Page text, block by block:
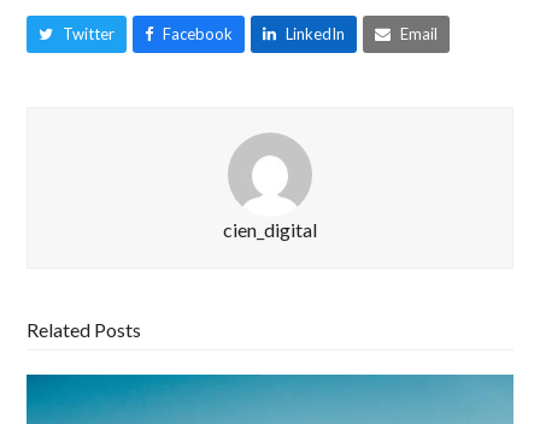
Twitter Facebook LinkedIn Email
cien_digital
Related Posts